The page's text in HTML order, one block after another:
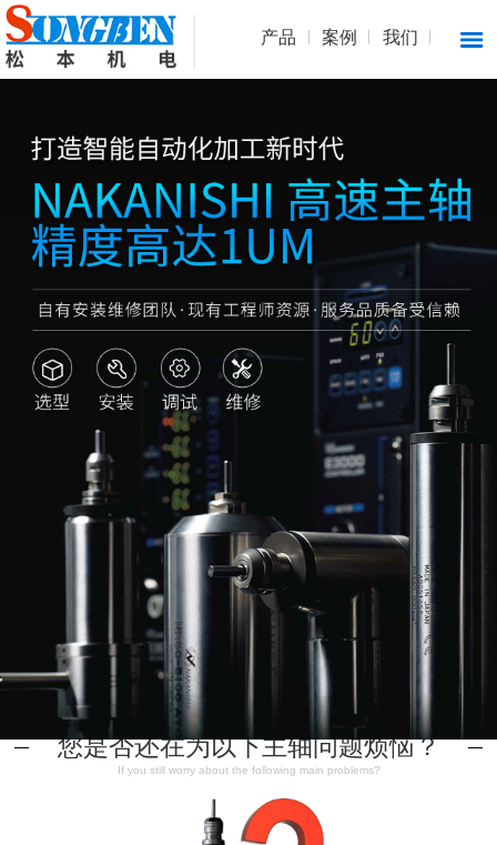
产品 案例 我们
您是否还在为以下主轴问题烦恼？
If you still worry about the following main problems?